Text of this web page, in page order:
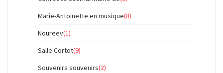
Marie-Antoinette en musique(8)
Noureev(1)
Salle Cortot(9)
Souvenirs souvenirs(2)